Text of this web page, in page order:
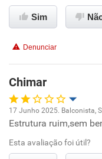
Ambiente de trabalho
Benefícios
Recomenda esta
Não recomenda a
Sim
Denunciar
Chimar
Oportunidade de
Ambiente de trabalho
17 Junho 2025. Balconista,
Estrutura ruim,sem
Esta avaliação foi útil?